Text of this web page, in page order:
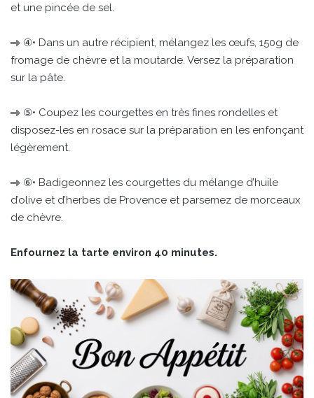
et une pincée de sel.
④• Dans un autre récipient, mélangez les œufs, 150g de
fromage de chèvre et la moutarde. Versez la préparation
sur la pâte.
⑤• Coupez les courgettes en très fines rondelles et
disposez-les en rosace sur la préparation en les enfonçant
légèrement.
⑥• Badigeonnez les courgettes du mélange d’huile
d’olive et d’herbes de Provence et parsemez de morceaux
de chèvre.
Enfournez la tarte environ 40 minutes.